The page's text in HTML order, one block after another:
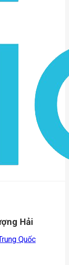
Hải
Quốc